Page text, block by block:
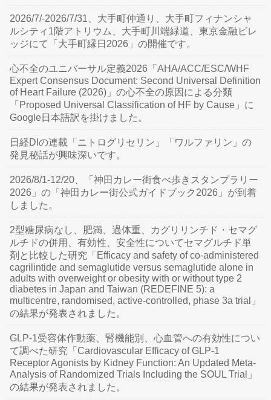
2026/7/-2026/7/31、大手町仲通り、大手町フィナンシャ
ルシティ1階アトリウム、大手町川端緑道、東京金融ビレ
ッジにて「大手町縁日2026」の開催です。
心不全のユニバーサル定義2026「AHA/ACC/ESC/WHF
Expert Consensus Document: Second Universal Definition
of Heart Failure (2026)」の心不全の原因による分類
「Proposed Universal Classification of HF by Cause」に
Google日本語訳を掛けました。
日経DIの連載「ニトログリセリン」「ワルファリン」の
発見秘話が興味深いです。
2026/8/1-12/20、「神田カレー街食べ歩きスタンプラリー
2026」の「神田カレー街公式ガイドブック2026」が到着
しました。
2型糖尿病なし、肥満、過体重、カグリリンチド・セマグ
ルチドの併用、有効性、安全性についてセマグルチド単
剤と比較した研究「Efficacy and safety of co-administered
cagrilintide and semaglutide versus semaglutide alone in
adults with overweight or obesity with or without type 2
diabetes in Japan and Taiwan (REDEFINE 5): a
multicentre, randomised, active-controlled, phase 3a trial」
の結果が発表されました。
GLP-1受容体作動薬、腎機能別、心血管への有効性につい
て調べた研究「Cardiovascular Efficacy of GLP-1
Receptor Agonists by Kidney Function: An Updated Meta-
Analysis of Randomized Trials Including the SOUL Trial」
の結果が発表されました。